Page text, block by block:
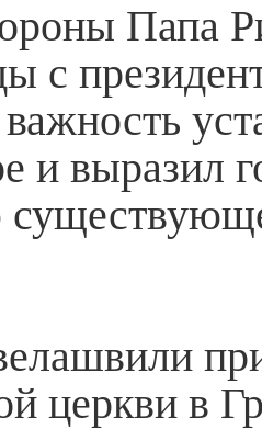
Папа
с
и выразил
церкви в